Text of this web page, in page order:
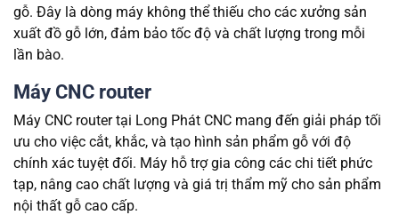
gỗ. Đây là dòng máy không thể thiếu cho các xưởng sản
xuất đồ gỗ lớn, đảm bảo tốc độ và chất lượng trong mỗi
lần bào.
Máy CNC router
Máy CNC router tại Long Phát CNC mang đến giải pháp tối
ưu cho việc cắt, khắc, và tạo hình sản phẩm gỗ với độ
chính xác tuyệt đối. Máy hỗ trợ gia công các chi tiết phức
tạp, nâng cao chất lượng và giá trị thẩm mỹ cho sản phẩm
nội thất gỗ cao cấp.